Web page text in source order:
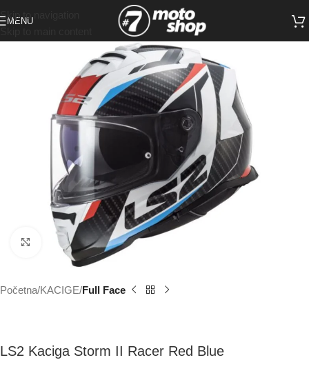
Skip to navigation
MENU
Click to enlarge
Početna KACIGE Full Face
LS2 Kaciga Storm II Racer Red Blue